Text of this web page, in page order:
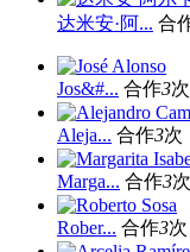
达米安·阿... 合
Jos&#... 合作3次
Aleja... 合作3次
Marga... 合作3次
Rober... 合作3次